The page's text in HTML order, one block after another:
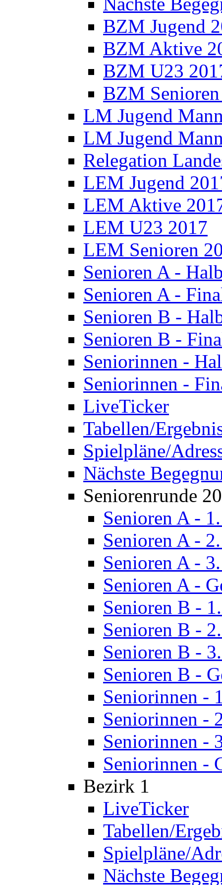
BZM Jugend
BZM Aktive
BZM U23
BZM
LM Jugend
LM Jugend
Relegation
LEM Jugend
LEM Aktive
LEM U23 2017
LEM Senioren
Senioren A -
Senioren A -
Senioren B -
Senioren B -
Seniorinnen -
Seniorinnen -
LiveTicker
Tabellen/
Spielpläne/
Nächste
Seniorenrunde
Senioren A -
Senioren A -
Senioren A -
Senioren A -
Senioren B -
Senioren B -
Senioren B -
Senioren B -
Seniorinnen -
Seniorinnen -
Seniorinnen -
Seniorinnen -
Bezirk 1
LiveTicker
Tabellen/
Spielpläne/
Nächste